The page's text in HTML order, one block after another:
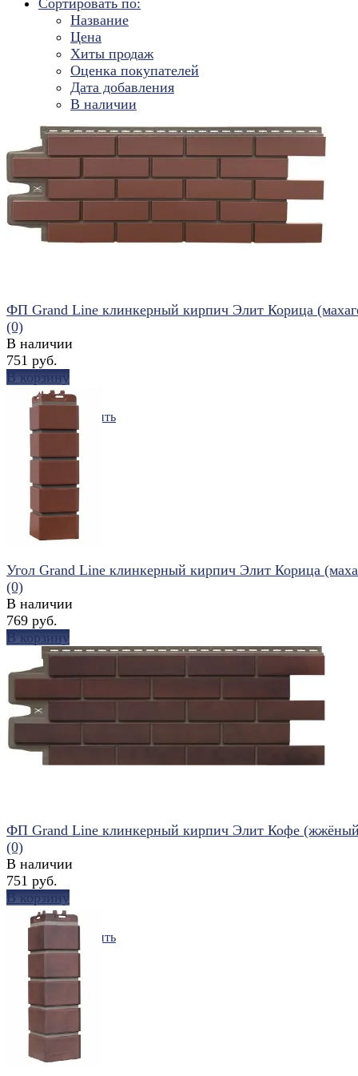
Название
Цена
Хиты продаж
Оценка покупателей
Дата добавления
В наличии
сравнить
ФП Grand Line клинкерный кирпич Элит Корица
(0)
В наличии
751 руб.
В корзину
избранное сравнить
Угол Grand Line клинкерный кирпич Элит Корица
(0)
В наличии
769 руб.
В корзину
сравнить
ФП Grand Line клинкерный кирпич Элит Кофе
(0)
В наличии
751 руб.
В корзину